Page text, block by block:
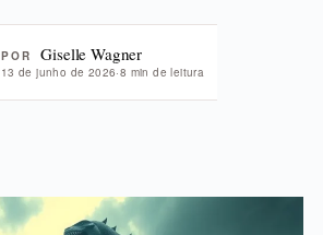
POR Giselle Wagner
13 de junho de 2026·8 min de leitura